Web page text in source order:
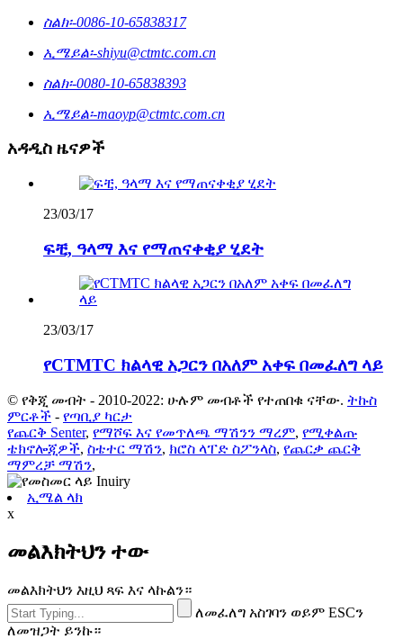
ስልክ፡-0086-10-65838317
ኢሜይል፡-shiyu@ctmtc.com.cn
ስልክ፡-0080-10-65838393
ኢሜይል፡-maoyp@ctmtc.com.cn
አዳዲስ ዜናዎች
23/03/17
ፍቺ, ዓላማ እና የማጠናቀቂያ ሂደት
23/03/17
የCTMTC ክልላዊ አጋርን በአለም አቀፍ በመፈለግ ላይ
© የቅጂ መብት - 2010-2022: ሁሉም መብቶች የተጠበቁ ናቸው. ትኩስ
ምርቶች - የጣቢያ ካርታ
የጨርቅ Senter, የማሾፍ እና የመጥለጫ ማሽንን ማረም, የሚቀልጡ
ቴክኖሎጂዎች, ስቴተር ማሽን, ክሮስ ላፐድ ስፖንላስ, የጨርቃ ጨርቅ
ማምረቻ ማሽን,
ኢሜል ላክ
x
መልእክትህን ተው
መልእክትህን እዚህ ጻፍ እና ላኩልን።
ለመፈለግ አስገባን ወይም ESCን
ለመዝጋት ይንኩ።